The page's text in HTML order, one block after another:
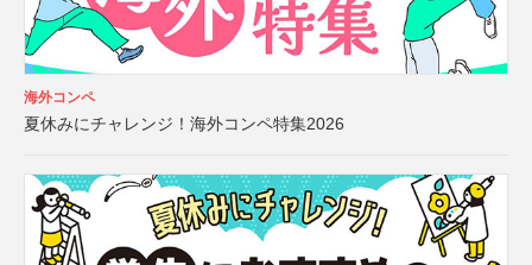
海外コンペ
夏休みにチャレンジ！海外コンペ特集2026